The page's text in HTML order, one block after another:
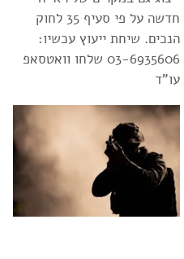
חדשה על פי סעיף 35 לחוק
הנכים. שיחת ייעוץ עכשיו:
03-6935606 שלחו וואטסאפ
עו”ד